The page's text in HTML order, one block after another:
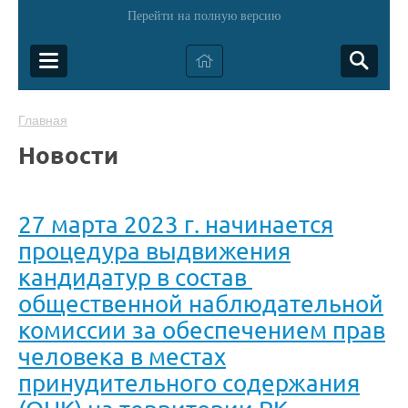
Перейти на полную версию
Главная
Новости
27 марта 2023 г. начинается
процедура выдвижения
кандидатур в состав
общественной наблюдательной
комиссии за обеспечением прав
человека в местах
принудительного содержания